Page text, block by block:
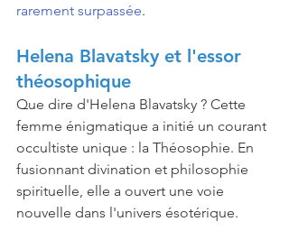
rarement surpassée.
Helena Blavatsky et l'essor
théosophique
Que dire d'Helena Blavatsky ? Cette
femme énigmatique a initié un courant
occultiste unique : la Théosophie. En
fusionnant divination et philosophie
spirituelle, elle a ouvert une voie
nouvelle dans l'univers ésotérique.